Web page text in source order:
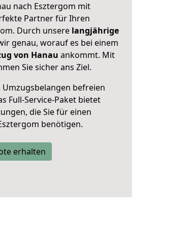
nach Esztergom mit
Partner für Ihren
Durch unsere langjährige
genau, worauf es bei einem
von Hanau ankommt. Mit
Sie sicher ans Ziel.
befreien
Full-Service-Paket bietet
die Sie für einen
benötigen.
erhalten